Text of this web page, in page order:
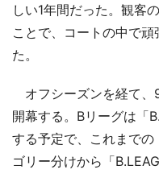
しい1年間だった。観客
ことで、コートの中で
た。
オフシーズンを経て
開幕する。Bリーグは「
する予定で、これまで
ゴリー分けから「